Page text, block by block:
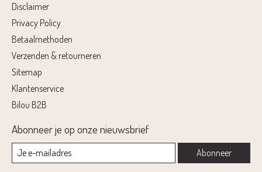
Disclaimer
Privacy Policy
Betaalmethoden
Verzenden & retourneren
Sitemap
Klantenservice
Bilou B2B
Abonneer je op onze nieuwsbrief
Abonneer